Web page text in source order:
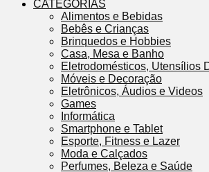
CATEGORIAS
Alimentos e Bebidas
Bebês e Crianças
Brinquedos e Hobbies
Casa, Mesa e Banho
Eletrodomésticos, Utensílios
Móveis e Decoração
Eletrônicos, Áudios e Videos
Games
Informática
Smartphone e Tablet
Esporte, Fitness e Lazer
Moda e Calçados
Perfumes, Beleza e Saúde